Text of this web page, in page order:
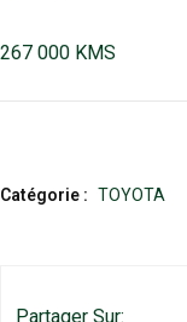
267 000 KMS
Catégorie : TOYOTA
Partager Sur: